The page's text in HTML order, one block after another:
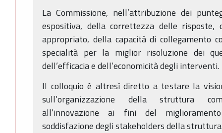
La Commissione, nell’attribuzione dei
espositiva, della correttezza delle risposte,
appropriato, della capacità di collegamento
specialità per la miglior risoluzione dei
dell’efficacia e dell’economicità degli interventi.
Il colloquio è altresì diretto a testare la
sull’organizzazione della struttura
all’innovazione ai fini del
soddisfazione degli stakeholders della